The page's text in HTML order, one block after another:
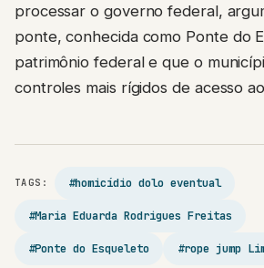
processar o governo federal,
ponte, conhecida como Ponte do
patrimônio federal e que o
controles mais rígidos de acesso
TAGS: #homicídio dolo eventual
#Maria Eduarda Rodrigues Freitas
#Ponte do Esqueleto #rope jump